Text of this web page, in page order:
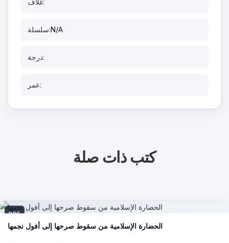
غلاف:
سلسلة:N/A
درجة:
عمر:
كتب ذات صلة
PDF
الحضارة الإسلامية من سقوط صرحها إلى أفول نجمها